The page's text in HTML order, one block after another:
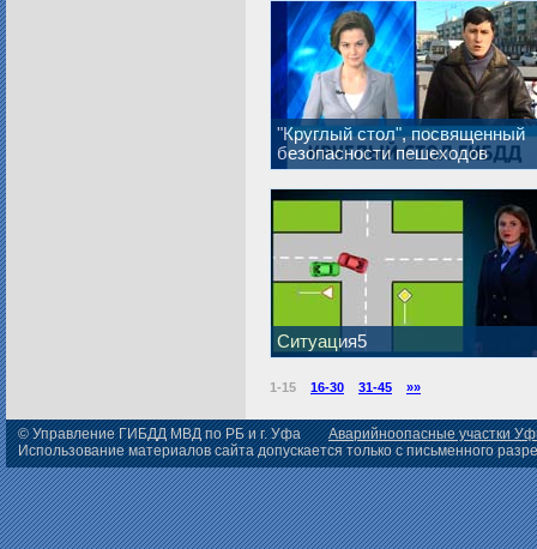
"Круглый стол", посвященный
безопасности пешеходов
Ситуация5
1-15 16-30 31-45 »»
© Управление ГИБДД МВД по РБ и г. Уфа
Аварийноопасные участки
Использование материалов сайта допускается только с письменного